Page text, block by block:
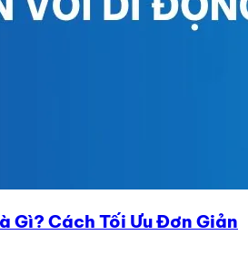
Gì? Cách Tối Ưu Đơn Giản